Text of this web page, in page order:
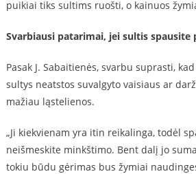
puikiai tiks sultims ruošti, o kainuos
Svarbiausi patarimai, jei sultis spausite
Pasak J. Sabaitienės, svarbu suprasti,
sultys neatstos suvalgyto vaisiaus ar
mažiau ląstelienos.
„Ji kiekvienam yra itin reikalinga, todėl
neišmeskite minkštimo. Bent dalį jo
tokiu būdu gėrimas bus žymiai